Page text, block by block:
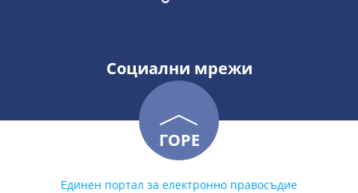
Социални мрежи
ГОРЕ
Единен портал за електронно правосъдие